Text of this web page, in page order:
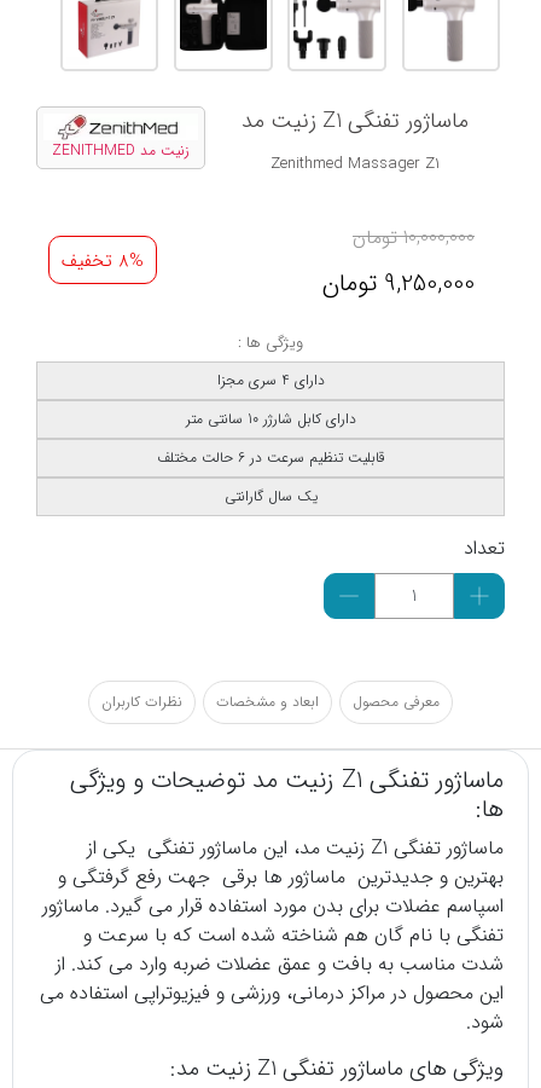
زنیت مد ZENITHMED
ماساژور تفنگی Z1 زنیت مد
Zenithmed Massager Z1
10,000,000تومان
9,250,000 تومان
8% تخفیف
ویژگی ها :
دارای 4 سری مجزا
دارای کابل شارژر 10 سانتی متر
قابلیت تنظیم سرعت در 6 حالت مختلف
یک سال گارانتی
تعداد
معرفی محصول ابعاد و مشخصات نظرات کاربران
ماساژور تفنگی Z1 زنیت مد توضیحات و ویژگی
ها:
ماساژور
تفنگی Z1 زنیت مد، این ماساژور تفنگی یکی از
بهترین و جدیدترین ماساژور ها برقی جهت رفع گرفتگی و
اسپاسم عضلات برای بدن مورد استفاده قرار می گیرد. ماساژور
تفنگی با نام گان هم شناخته شده است که با سرعت و
شدت مناسب به بافت و عمق عضلات ضربه وارد می کند. از
این محصول در مراکز درمانی، ورزشی و فیزیوتراپی استفاده می
شود.
ویژگی های ماساژور تفنگی Z1 زنیت مد: